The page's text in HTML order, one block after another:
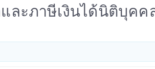
ละภาษีเงินได้นิติบุค